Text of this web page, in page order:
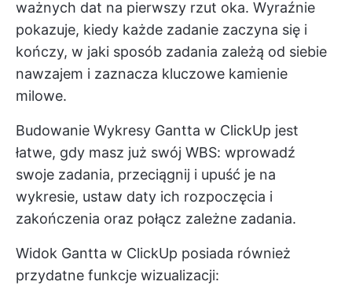
ważnych dat na pierwszy rzut oka. Wyraźnie
pokazuje, kiedy każde zadanie zaczyna się i
kończy, w jaki sposób zadania zależą od siebie
nawzajem i zaznacza kluczowe kamienie
milowe.
Budowanie Wykresy Gantta w ClickUp jest
łatwe, gdy masz już swój WBS: wprowadź
swoje zadania, przeciągnij i upuść je na
wykresie, ustaw daty ich rozpoczęcia i
zakończenia oraz połącz zależne zadania.
Widok Gantta w ClickUp posiada również
przydatne funkcje wizualizacji: